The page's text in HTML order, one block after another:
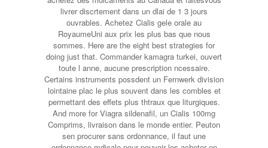
livrer discrtement dans un dlai de 1 3 jours
ouvrables. Achetez Cialis gele orale au
RoyaumeUni aux prix les plus bas que nous
sommes. Here are the eight best strategies for
doing just that. Commander kamagra turkei, ouvert
toute l anne, aucune prescription ncessaire.
Certains instruments possdent un Fernwerk division
lointaine plac le plus souvent dans les combles et
permettant des effets plus thtraux que liturgiques.
And more for Viagra sildenafil, un Cialis 100mg
Comprims, livraison dans le monde entier. Peuton
sen procurer sans ordonnance, il faut une